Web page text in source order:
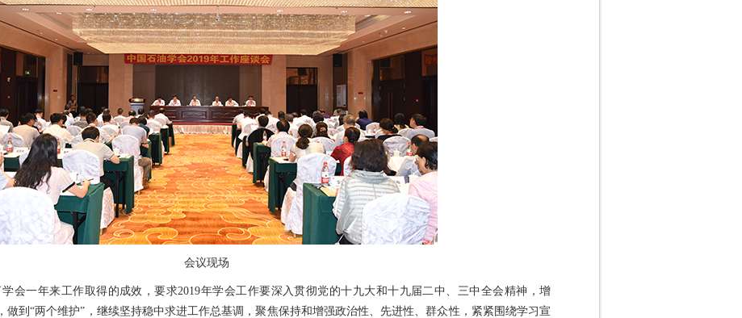
会议现场
会一年来工作取得的成效，要求2019年学会工作要深入贯彻党的十九大和十九届二中、三中全会精神，增
做到“两个维护”，继续坚持稳中求进工作总基调，聚焦保持和增强政治性、先进性、群众性，紧紧围绕学习宣